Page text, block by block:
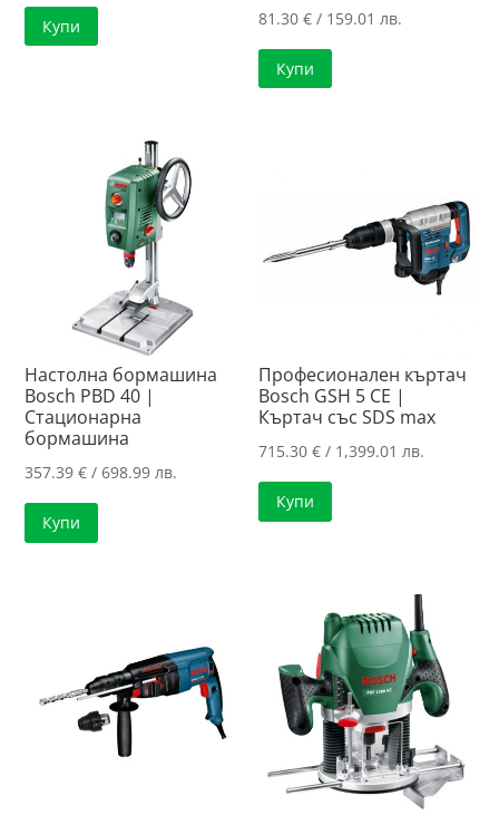
Купи 81.30€ / 159.01 лв.
Купи
Настолна бормашина
Bosch PBD 40 |
Стационарна
бормашина
357.39€ / 698.99 лв.
Купи
Професионален къртач
Bosch GSH 5 CE |
Къртач със SDS max
715.30€ / 1,399.01 лв.
Купи